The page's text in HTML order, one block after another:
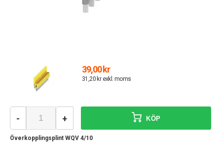
39,00 kr
31,20 kr exkl. moms
Överkopplingsplint WQV 4/10
- + KÖP